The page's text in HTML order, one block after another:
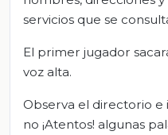
servicios que se
El primer jugador
voz alta.
Observa el directorio e
no ¡Atentos! algunas